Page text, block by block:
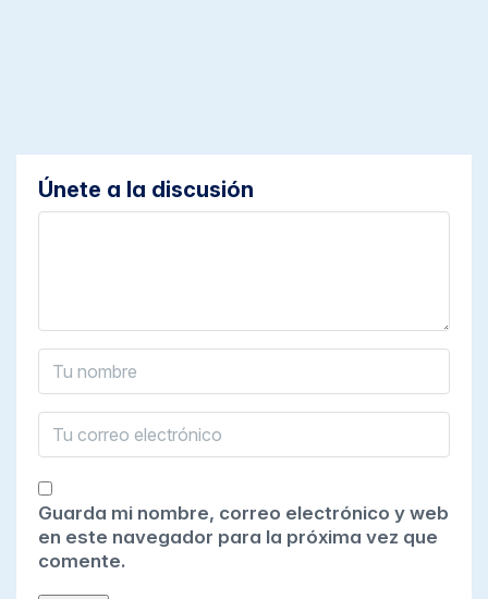
Únete a la discusión
Guarda mi nombre, correo electrónico y web
en este navegador para la próxima vez que
comente.